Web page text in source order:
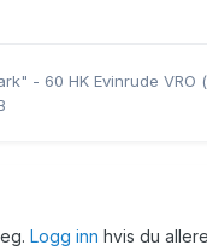
- 60 HK Evinrude VRO
Logg inn hvis du